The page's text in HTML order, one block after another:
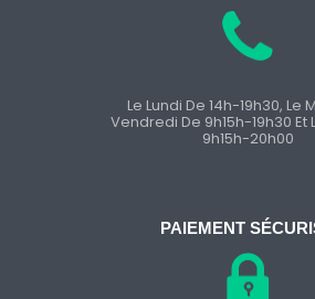
Le Lundi De 14h-19h30, Le
Vendredi De 9h15h-19h30 Et
9h15h-20h00
PAIEMENT